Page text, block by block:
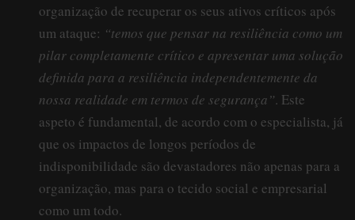
organização de recuperar os seus ativos críticos após
um ataque: “temos que pensar na resiliência como um
pilar completamente crítico e apresentar uma solução
definida para a resiliência independentemente da
nossa realidade em termos de segurança”. Este
aspeto é fundamental, de acordo com o especialista, já
que os impactos de longos períodos de
indisponibilidade são devastadores não apenas para a
organização, mas para o tecido social e empresarial
como um todo.